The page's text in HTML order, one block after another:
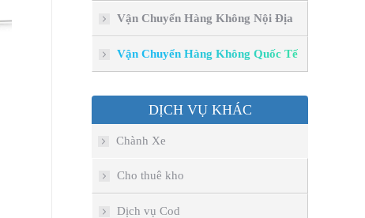
Vận Chuyển Hàng Không Nội Địa
Vận Chuyển Hàng Không Quốc Tế
DỊCH VỤ KHÁC
Chành Xe
Cho thuê kho
Dịch vụ Cod